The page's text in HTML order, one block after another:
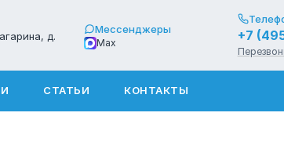
д.
Мессенджеры
Max +7
СТАТЬИ КОНТАКТЫ